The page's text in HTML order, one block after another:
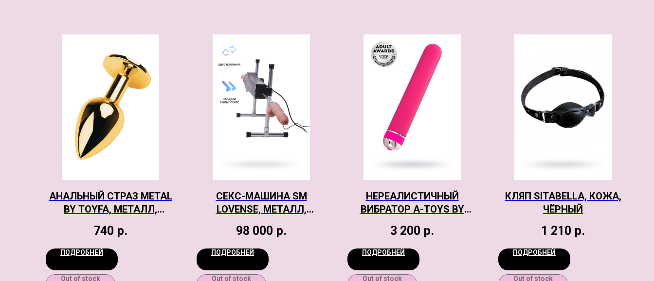
АНАЛЬНЫЙ СТРАЗ METAL
BY TOYFA, МЕТАЛЛ,
КРИСТАЛЛОМ ЦВЕТА
РУБИН, 7 СМ, 2,8 СМ, 50 Г
740 р.
ПОДРОБНЕЙ
Out of stock
СЕКС-МАШИНА SM
LOVENSE, МЕТАЛЛ,
98 000 р.
ПОДРОБНЕЙ
Out of stock
НЕРЕАЛИСТИЧНЫЙ
ВИБРАТОР A-TOYS BY
ПЛАСТИК, РОЗОВЫЙ, 18
СМ
3 200 р.
ПОДРОБНЕЙ
Out of stock
КЛЯП SITABELLA, КОЖА,
ЧЁРНЫЙ
1 210 р.
ПОДРОБНЕЙ
Out of stock